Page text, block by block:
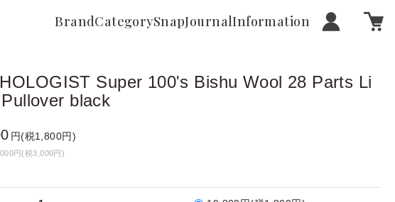
BrandCategorySnapJournalInformation
Super 100's Bishu Wool 28 Parts Li
black
円(税1,800円)
円(税3,000円)